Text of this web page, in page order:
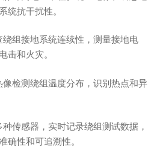
统抗干扰性。
绕组接地系统连续性，测量接地电
击和火灾。
像检测绕组温度分布，识别热点和异
传感器，实时记录绕组测试数据，
确性和可追溯性。